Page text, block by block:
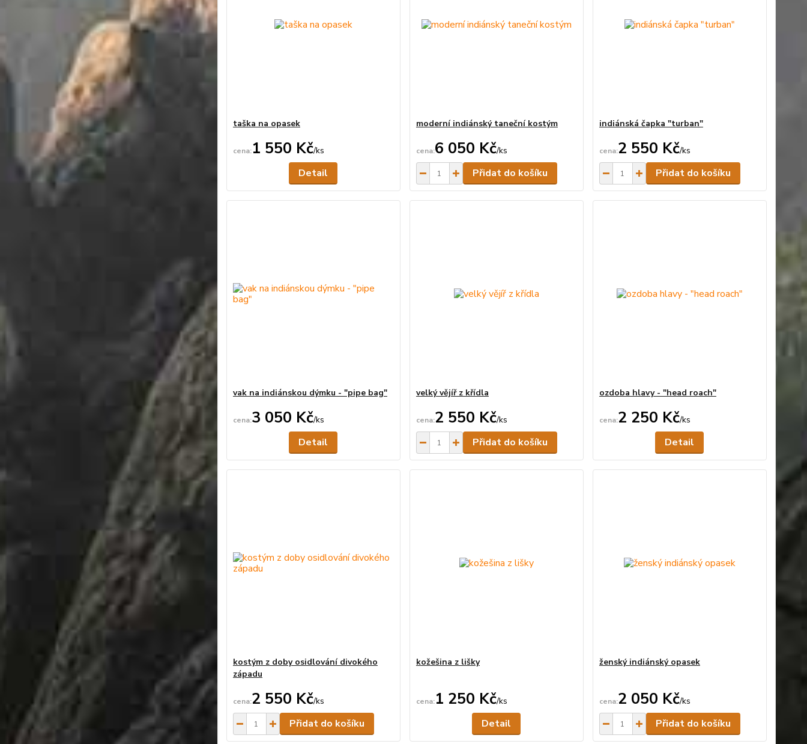
taška na opasek
1 550 Kč/ks
Detail
moderní indiánský taneční kostým
6 050 Kč/ks
Přidat do košíku
indiánská čapka "turban"
2 550 Kč/ks
Přidat do košíku
vak na indiánskou dýmku - "pipe bag"
3 050 Kč/ks
Detail
velký vějíř z křídla
2 550 Kč/ks
Přidat do košíku
ozdoba hlavy - "head roach"
2 250 Kč/ks
Detail
kostým z doby osidlování divokého
západu
2 550 Kč/ks
Přidat do košíku
kožešina z lišky
1 250 Kč/ks
Detail
ženský indiánský opasek
2 050 Kč/ks
Přidat do košíku